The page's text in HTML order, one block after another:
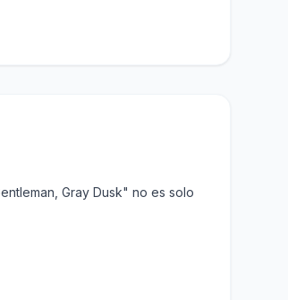
Gray Dusk" no es solo